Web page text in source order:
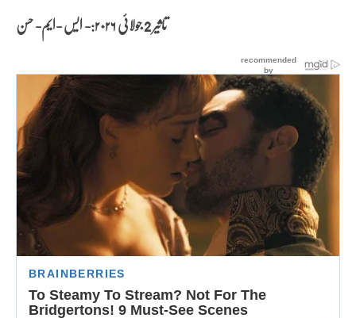
تاثیر 2 جولائی ۲۰۲۶:- ایس -ایم- حسن